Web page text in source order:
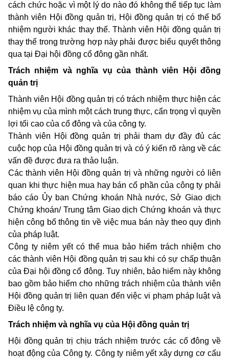
cách chức hoặc vì một lý do nào đó không thể tiếp tục làm
thành viên Hội đồng quản trị, Hội đồng quản trị có thể bổ
nhiệm người khác thay thế. Thành viên Hội đồng quản trị
thay thế trong trường hợp này phải được biểu quyết thông
qua tại Đại hội đồng cổ đông gần nhất.
Trách nhiệm và nghĩa vụ của thành viên Hội đồng
quản trị
Thành viên Hội đồng quản trị có trách nhiệm thực hiện các
nhiệm vụ của mình một cách trung thực, cẩn trọng vì quyền
lợi tối cao của cổ đông và của công ty.
Thành viên Hội đồng quản trị phải tham dự đầy đủ các
cuộc họp của Hội đồng quản trị và có ý kiến rõ ràng về các
vấn đề được đưa ra thảo luận.
Các thành viên Hội đồng quản trị và những người có liên
quan khi thực hiện mua hay bán cổ phần của công ty phải
báo cáo Ủy ban Chứng khoán Nhà nước, Sở Giao dịch
Chứng khoán/ Trung tâm Giao dịch Chứng khoán và thực
hiện công bố thông tin về việc mua bán này theo quy định
của pháp luật.
Công ty niêm yết có thể mua bảo hiểm trách nhiệm cho
các thành viên Hội đồng quản trị sau khi có sự chấp thuận
của Đại hội đồng cổ đông. Tuy nhiên, bảo hiểm này không
bao gồm bảo hiểm cho những trách nhiệm của thành viên
Hội đồng quản trị liên quan đến việc vi phạm pháp luật và
Điều lệ công ty.
Trách nhiệm và nghĩa vụ của Hội đồng quản trị
Hội đồng quản trị chịu trách nhiệm trước các cổ đông về
hoạt động của Công ty. Công ty niêm yết xây dựng cơ cấu